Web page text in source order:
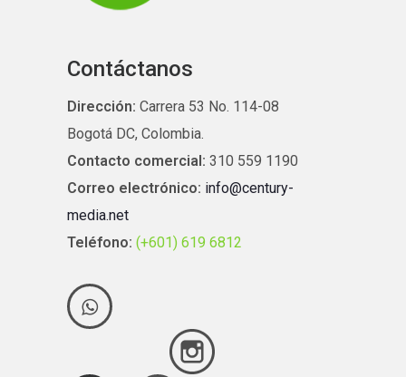
Contáctanos
Dirección: Carrera 53 No. 114-08
Bogotá DC, Colombia.
Contacto comercial: 310 559 1190
Correo electrónico: info@century-
media.net
Teléfono: (+601) 619 6812